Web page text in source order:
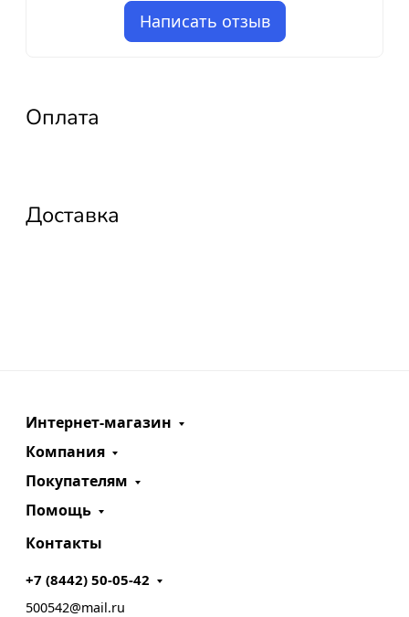
Написать отзыв
Оплата
Доставка
Интернет-магазин
Компания
Покупателям
Помощь
Контакты
+7 (8442) 50-05-42
500542@mail.ru